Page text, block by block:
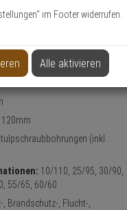
120mm
(inkl.
10/110, 25/95, 30/90,
55/65, 60/60
, Brandschutz-, Flucht-,
im Footer widerrufen.
Alle aktivieren